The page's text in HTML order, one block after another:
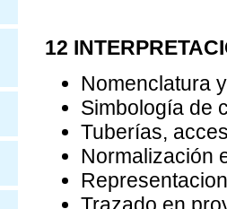
12
Nomenclatura
Simbología de
Tuberías,
Normalización